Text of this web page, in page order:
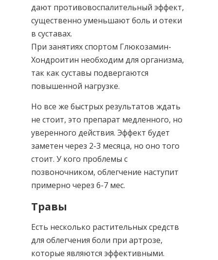
дают противовоспалительный эффект,
существенно уменьшают боль и отеки
в суставах.
При занятиях спортом Глюкозамин-
Хондроитин необходим для организма,
так как суставы подвергаются
повышенной нагрузке.
Но все же быстрых результатов ждать
не стоит, это препарат медленного, но
уверенного действия. Эффект будет
заметен через 2-3 месяца, но оно того
стоит. У кого проблемы с
позвоночником, облегчение наступит
примерно через 6-7 мес.
Травы
Есть несколько растительных средств
для облегчения боли при артрозе,
которые являются эффективными.